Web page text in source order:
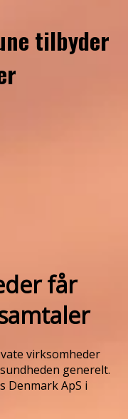
tilbyder
får
virksomheder
generelt.
Denmark ApS i